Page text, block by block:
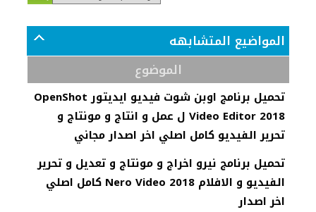
المواضيع المتشابهه
الموضوع
تحميل برنامج اوبن شوت فيديو ايديتور OpenShot
Video Editor 2018 ل عمل و انتاج و مونتاج و
تحرير الفيديو كامل اصلي اخر اصدار مجاني
تحميل برنامج نيرو اخراج و مونتاج و تعديل و تحرير
الفيديو و الافلام Nero Video 2018 كامل اصلي
اخر اصدار